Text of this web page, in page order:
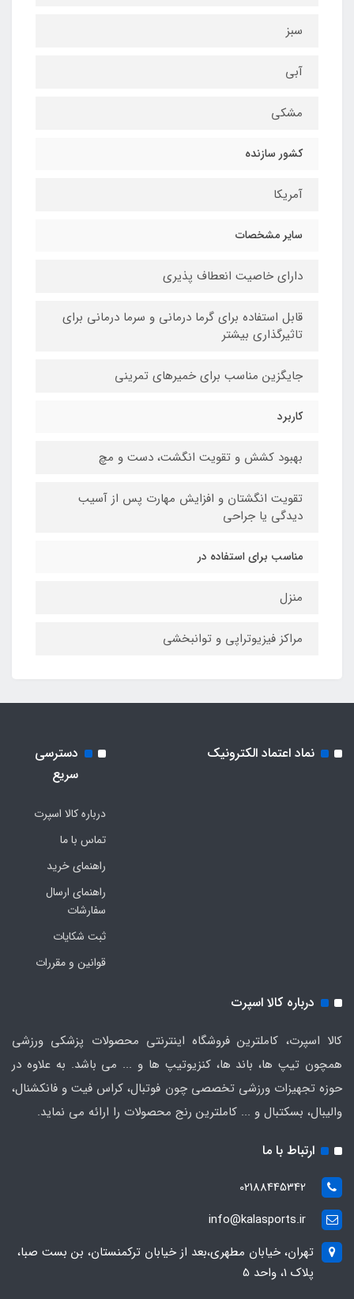
سبز
آبی
مشکی
کشور سازنده
آمریکا
سایر مشخصات
دارای خاصیت انعطاف پذیری
قابل استفاده برای گرما درمانی و سرما درمانی برای
تاثیرگذاری بیشتر
جایگزین مناسب برای خمیرهای تمرینی
کاربرد
بهبود کشش و تقویت انگشت، دست و مچ
تقویت انگشتان و افزایش مهارت پس از آسیب
دیدگی یا جراحی
مناسب برای استفاده در
منزل
مراکز فیزیوتراپی و توانبخشی
نماد اعتماد الکترونیک
دسترسی
سریع
درباره کالا اسپرت
تماس با ما
راهنمای خرید
راهنمای ارسال
سفارشات
ثبت شکایات
قوانین و مقررات
درباره کالا اسپرت
کالا اسپرت، کاملترین فروشگاه اینترنتی محصولات پزشکی ورزشی
همچون تیپ ها، باند ها، کنزیوتیپ ها و ... می باشد. به علاوه در
حوزه تجهیزات ورزشی تخصصی چون فوتبال، کراس فیت و فانکشنال،
والیبال، بسکتبال و ... کاملترین رنج محصولات را ارائه می نماید.
ارتباط با ما
02188445342
info@kalasports.ir
تهران، خیابان مطهری،بعد از خیابان ترکمنستان، بن بست صبا،
پلاک 1، واحد 5